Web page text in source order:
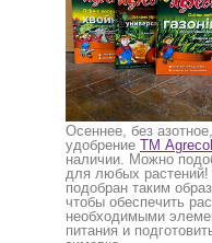
Осеннее, без азотное,
удобрение ТМ Agrecol
наличии. Можно
для любых растений!
подобран таким
чтобы обеспечить
необходимыми
питания и